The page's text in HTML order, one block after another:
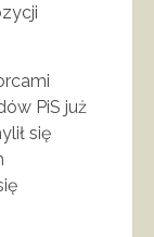
PiS już
się